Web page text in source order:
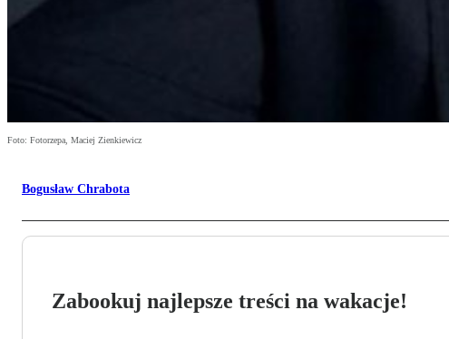
Foto: Fotorzepa, Maciej Zienkiewicz
Bogusław Chrabota
Zabookuj najlepsze treści na wakacje!